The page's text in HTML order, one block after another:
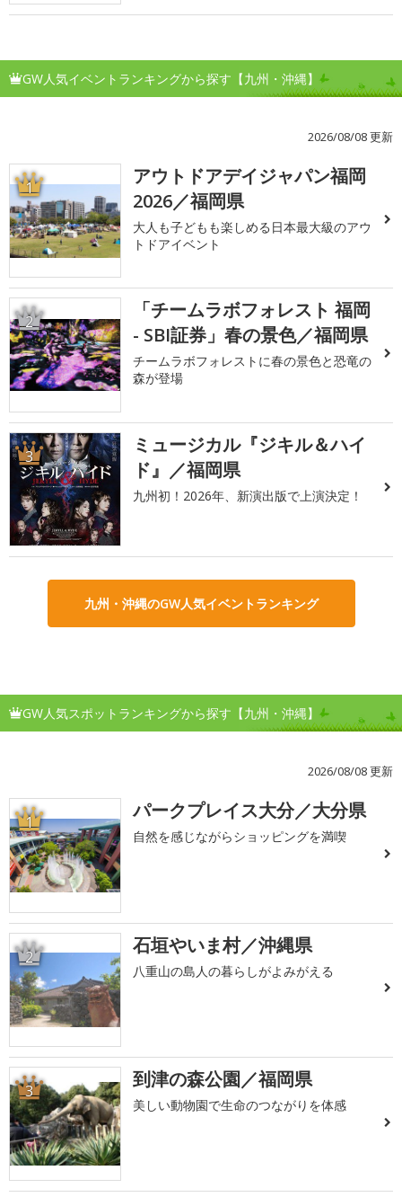
GW人気イベントランキングから探す【九州・沖縄】
2026/08/08 更新
1
アウトドアデイジャパン福岡
2026／福岡県
大人も子どもも楽しめる日本最大級のアウ
トドアイベント
2
「チームラボフォレスト 福岡
- SBI証券」春の景色／福岡県
チームラボフォレストに春の景色と恐竜の
森が登場
3
ミュージカル『ジキル＆ハイ
ド』／福岡県
九州初！2026年、新演出版で上演決定！
九州・沖縄のGW人気イベントランキング
GW人気スポットランキングから探す【九州・沖縄】
2026/08/08 更新
1 パークプレイス大分／大分県
自然を感じながらショッピングを満喫
2 石垣やいま村／沖縄県
八重山の島人の暮らしがよみがえる
3 到津の森公園／福岡県
美しい動物園で生命のつながりを体感